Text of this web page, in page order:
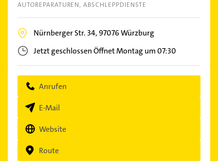
AUTOREPARATUREN ABSCHLEPPDIENSTE
Nürnberger Str. 34,97076Würzburg
Jetzt geschlossenÖffnet Montag um 07:30
Anrufen
E-Mail
Website
Route